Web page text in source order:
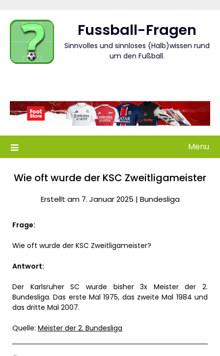
content
Fussball-Fragen
Sinnvolles und sinnloses (Halb)wissen rund
um den Fußball.
Menu
Wie oft wurde der KSC Zweitligameister
Erstellt am 7. Januar 2025 | Bundesliga
Frage:
Wie oft wurde der KSC Zweitligameister?
Antwort:
Der Karlsruher SC wurde bisher 3x Meister der 2.
Bundesliga. Das erste Mal 1975, das zweite Mal 1984 und
das dritte Mal 2007.
Quelle: Meister der 2. Bundesliga